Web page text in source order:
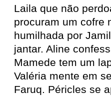
Laila que não
procuram um cofre
humilhada por
jantar. Aline
Mamede tem um
Valéria mente em
Faruq. Péricles se